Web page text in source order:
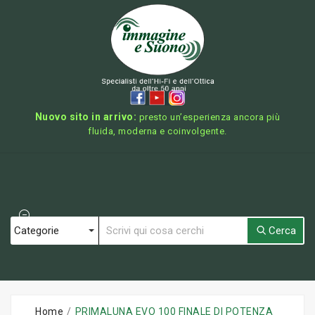
Nuovo sito in arrivo: presto un’esperienza ancora più
fluida, moderna e coinvolgente.
Cerca
Home PRIMALUNA EVO 100 FINALE DI POTENZA